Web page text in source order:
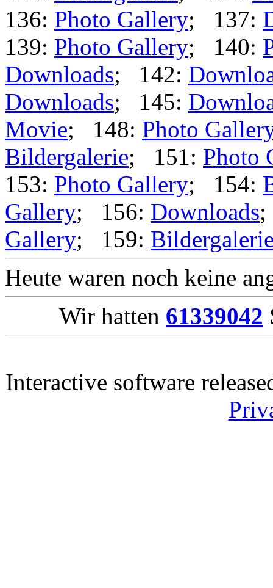
136: Photo Gallery; 137:
139: Photo Gallery; 140:
Downloads; 142:
Downloads; 145:
Movie; 148: Photo
Bildergalerie; 151: Photo
153: Photo Gallery; 154:
Gallery; 156: Downloads
Gallery; 159:
Heute waren noch keine
Wir hatten 61339042
Interactive software